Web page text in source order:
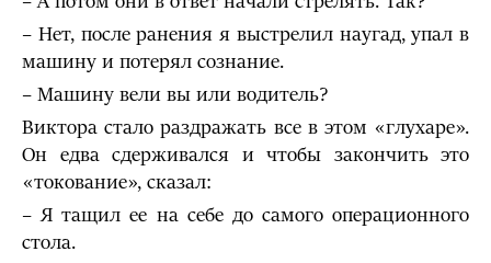
– Нет, после ранения я выстрелил наугад, упал в
машину и потерял сознание.
– Машину вели вы или водитель?
Виктора стало раздражать все в этом «глухаре».
Он едва сдерживался и чтобы закончить это
«токование», сказал:
– Я тащил ее на себе до самого операционного
стола.